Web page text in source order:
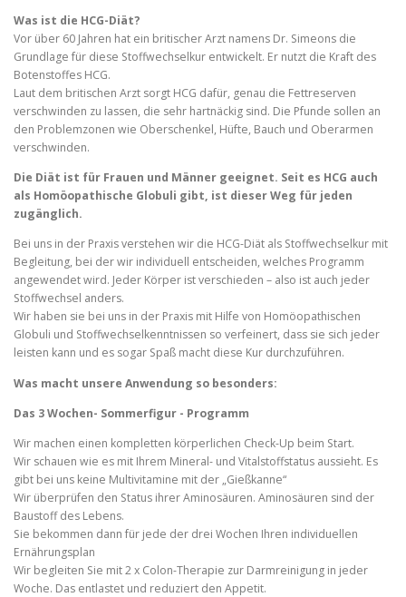
Was ist die HCG-Diät?
Vor über 60 Jahren hat ein britischer Arzt namens Dr. Simeons die
Grundlage für diese Stoffwechselkur entwickelt. Er nutzt die Kraft des
Botenstoffes HCG.
Laut dem britischen Arzt sorgt HCG dafür, genau die Fettreserven
verschwinden zu lassen, die sehr hartnäckig sind. Die Pfunde sollen an
den Problemzonen wie Oberschenkel, Hüfte, Bauch und Oberarmen
verschwinden.
Die Diät ist für Frauen und Männer geeignet. Seit es HCG auch
als Homöopathische Globuli gibt, ist dieser Weg für jeden
zugänglich.
Bei uns in der Praxis verstehen wir die HCG-Diät als Stoffwechselkur mit
Begleitung, bei der wir individuell entscheiden, welches Programm
angewendet wird. Jeder Körper ist verschieden – also ist auch jeder
Stoffwechsel anders.
Wir haben sie bei uns in der Praxis mit Hilfe von Homöopathischen
Globuli und Stoffwechselkenntnissen so verfeinert, dass sie sich jeder
leisten kann und es sogar Spaß macht diese Kur durchzuführen.
Was macht unsere Anwendung so besonders:
Das 3 Wochen- Sommerfigur - Programm
Wir machen einen kompletten körperlichen Check-Up beim Start.
Wir schauen wie es mit Ihrem Mineral- und Vitalstoffstatus aussieht. Es
gibt bei uns keine Multivitamine mit der „Gießkanne“
Wir überprüfen den Status ihrer Aminosäuren. Aminosäuren sind der
Baustoff des Lebens.
Sie bekommen dann für jede der drei Wochen Ihren individuellen
Ernährungsplan
Wir begleiten Sie mit 2 x Colon-Therapie zur Darmreinigung in jeder
Woche. Das entlastet und reduziert den Appetit.